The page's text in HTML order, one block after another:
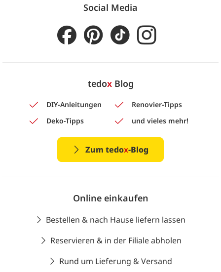
Social Media
tedoxBlog
DIY-Anleitungen
Renovier-Tipps
Deko-Tipps
und vieles mehr!
Zum tedox-Blog
Online einkaufen
Bestellen & nach Hause liefern lassen
Reservieren & in der Filiale abholen
Rund um Lieferung & Versand